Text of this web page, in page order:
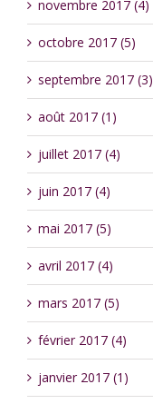
novembre 2017 (4)
octobre 2017 (5)
septembre 2017 (3)
août 2017 (1)
juillet 2017 (4)
juin 2017 (4)
mai 2017 (5)
avril 2017 (4)
mars 2017 (5)
février 2017 (4)
janvier 2017 (1)